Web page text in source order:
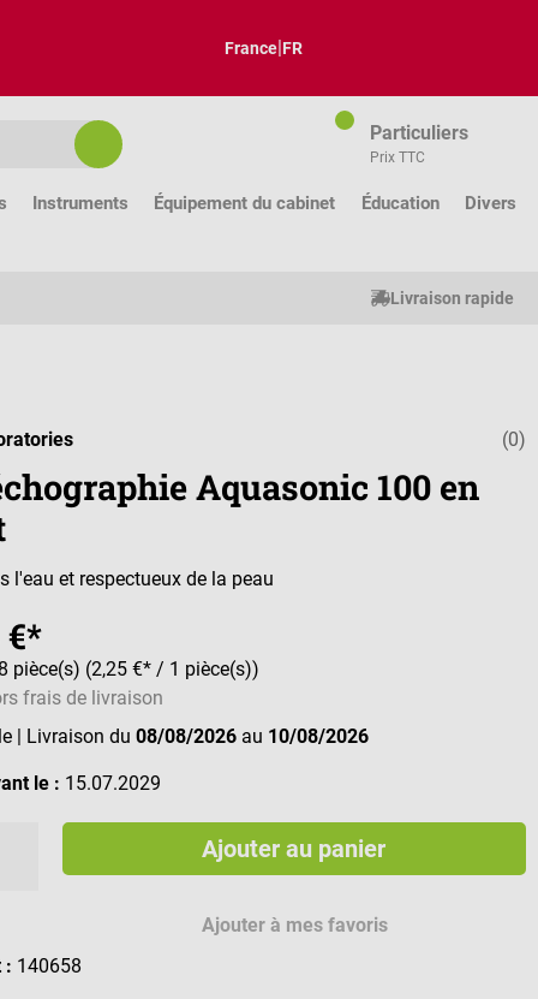
France|FR
Particuliers
Prix TTC
Instruments Équipement du cabinet Éducation Divers
Livraison rapide
Note (0)
Aquasonic 100 en
l'eau et respectueux de la peau
€*
pièce(s) (2,25 €* / 1 pièce(s))
frais de livraison
| Livraison du08/08/2026 au 10/08/2026
le : 15.07.2029
Ajouter au panier
Ajouter à mes favoris
: 140658